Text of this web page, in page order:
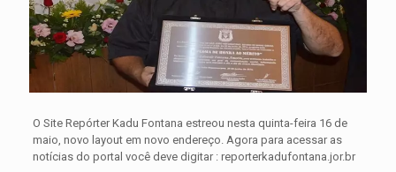
O Site Repórter Kadu Fontana estreou nesta quinta-feira 16 de
maio, novo layout em novo endereço. Agora para acessar as
notícias do portal você deve digitar : reporterkadufontana.jor.br